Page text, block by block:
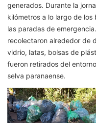
generados. Durante la
kilómetros a lo largo de
las paradas de
recolectaron alrededor de
vidrio, latas, bolsas de
fueron retirados del
selva paranaense.